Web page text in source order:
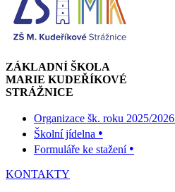
ZÁKLADNÍ ŠKOLA
MARIE KUDEŘÍKOVÉ
STRÁŽNICE
Organizace šk. roku 2025/2026
Školní jídelna •
Formuláře ke stažení •
KONTAKTY